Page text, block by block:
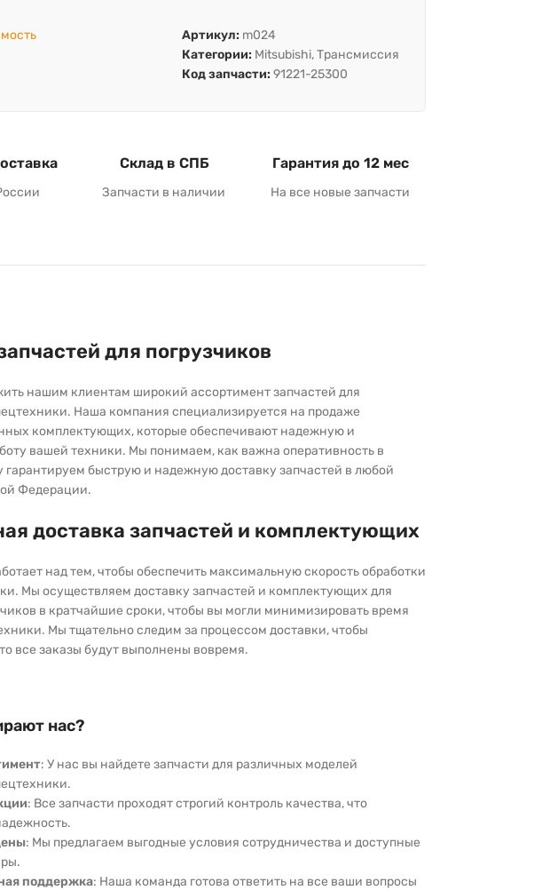
Артикул: m024
Категории: Mitsubishi, Трансмиссия
Код запчасти: 91221-25300
Склад в СПБ
Запчасти в наличии
Гарантия до 12 мес
На все новые запчасти
для погрузчиков
нашим клиентам широкий ассортимент запчастей для
Наша компания специализируется на продаже
комплектующих, которые обеспечивают надежную и
вашей техники. Мы понимаем, как важна оперативность в
гарантируем быструю и надежную доставку запчастей в любой
Федерации.
доставка запчастей и комплектующих
над тем, чтобы обеспечить максимальную скорость обработки
Мы осуществляем доставку запчастей и комплектующих для
в кратчайшие сроки, чтобы вы могли минимизировать время
Мы тщательно следим за процессом доставки, чтобы
все заказы будут выполнены вовремя.
нас?
: У нас вы найдете запчасти для различных моделей
: Все запчасти проходят строгий контроль качества, что
: Мы предлагаем выгодные условия сотрудничества и доступные
поддержка: Наша команда готова ответить на все ваши вопросы